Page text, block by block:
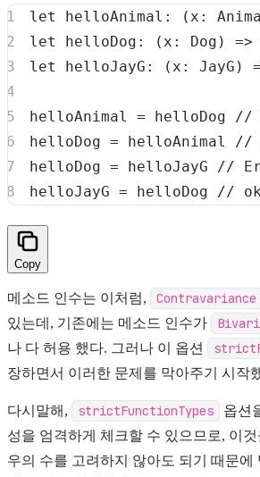
let helloAnimal : (x :
let
helloDog : (x : Dog ) =>
let
helloJayG : (x : JayG )
helloAnimal = helloDog //
helloDog = helloAnimal //
helloDog = helloJayG //
helloJayG = helloDog // ok
Copy
메소드 인수는 이처럼, Contravariance
있는데, 기존에는 메소드 인수가
나 다 허용 했다. 그러나 이 옵션
장하면서 이러한 문제를 막아주기 시작
다시말해, strictFunctionTypes
옵션
성을 엄격하게 체크할 수 있으므로, 이
우의 수를 고려하지 않아도 되기 때문에